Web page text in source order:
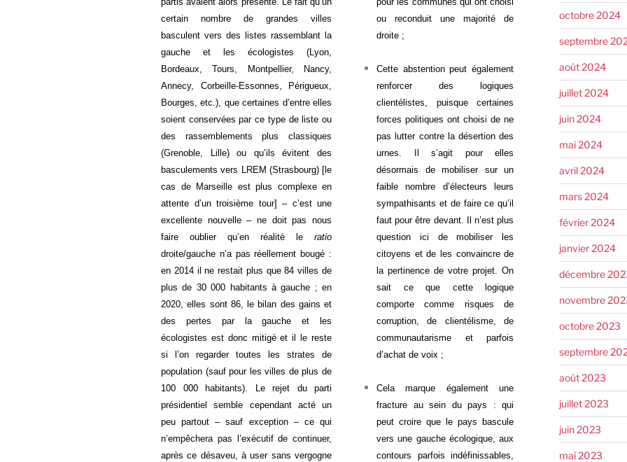
certain nombre de grandes villes
basculent vers des listes rassemblant la
gauche et les écologistes (Lyon,
Bordeaux, Tours, Montpellier, Nancy,
Annecy, Corbeille-Essonnes, Périgueux,
Bourges, etc.), que certaines d’entre elles
soient conservées par ce type de liste ou
des rassemblements plus classiques
(Grenoble, Lille) ou qu’ils évitent des
basculements vers LREM (Strasbourg) [le
cas de Marseille est plus complexe en
attente d’un troisième tour] – c’est une
excellente nouvelle – ne doit pas nous
faire oublier qu’en réalité le ratio
droite/gauche n’a pas réellement bougé :
en 2014 il ne restait plus que 84 villes de
plus de 30 000 habitants à gauche ; en
2020, elles sont 86, le bilan des gains et
des pertes par la gauche et les
écologistes est donc mitigé et il le reste
si l’on regarder toutes les strates de
population (sauf pour les villes de plus de
100 000 habitants). Le rejet du parti
présidentiel semble cependant acté un
peu partout – sauf exception – ce qui
n’empêchera pas l’exécutif de continuer,
après ce désaveu, à user sans vergogne
ou reconduit une majorité de
droite ;
Cette abstention peut également
renforcer des logiques
clientélistes, puisque certaines
forces politiques ont choisi de ne
pas lutter contre la désertion des
urnes. Il s’agit pour elles
désormais de mobiliser sur un
faible nombre d’électeurs leurs
sympathisants et de faire ce qu’il
faut pour être devant. Il n’est plus
question ici de mobiliser les
citoyens et de les convaincre de
la pertinence de votre projet. On
sait ce que cette logique
comporte comme risques de
corruption, de clientélisme, de
communautarisme et parfois
d’achat de voix ;
Cela marque également une
fracture au sein du pays : qui
peut croire que le pays bascule
vers une gauche écologique, aux
contours parfois indéfinissables,
octobre 2024
septembre
août 2024
juillet 2024
juin 2024
mai 2024
avril 2024
mars 2024
février 2024
janvier 2024
décembre
novembre
octobre 2023
septembre
août 2023
juillet 2023
juin 2023
mai 2023